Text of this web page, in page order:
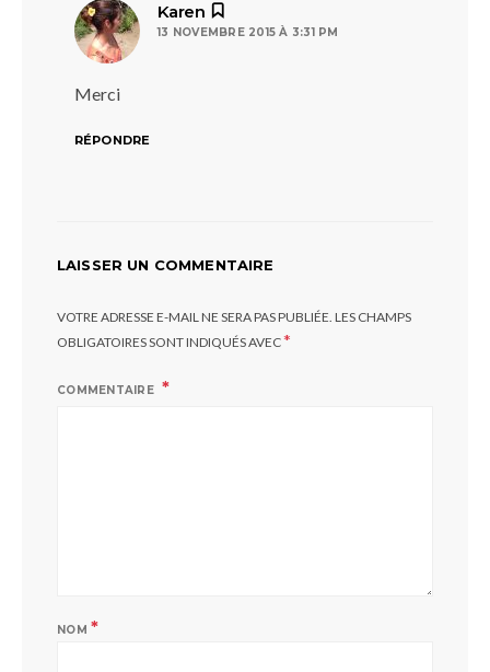
Karen
13 NOVEMBRE 2015 À 3:31 PM
Merci
RÉPONDRE
LAISSER UN COMMENTAIRE
VOTRE ADRESSE E-MAIL NE SERA PAS PUBLIÉE. LES CHAMPS
OBLIGATOIRES SONT INDIQUÉS AVEC*
COMMENTAIRE
NOM *